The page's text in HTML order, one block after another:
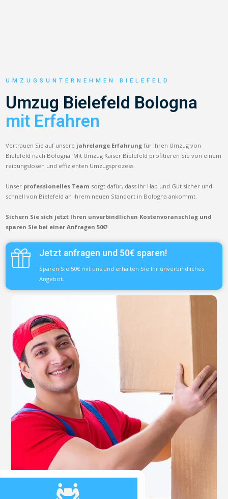
UMZUGSUNTERNEHMEN BIELEFELD
Umzug Bielefeld Bologna
mit Erfahren
Vertrauen Sie auf unsere jahrelange Erfahrung für Ihren Umzug von
Bielefeld nach Bologna. Mit Umzug Kaiser Bielefeld profitieren Sie von einem
reibungslosen und effizienten Umzugsprozess.
Unser professionelles Team sorgt dafür, dass Ihr Hab und Gut sicher und
schnell von Bielefeld an Ihrem neuen Standort in Bologna ankommt.
Sichern Sie sich jetzt Ihren unverbindlichen Kostenvoranschlag und
sparen Sie bei einer Anfragen 50€!
Jetzt anfragen und 50€ sparen!
Sparen Sie 50€ mit uns und erhalten Sie Ihr unverbindliches
Angebot.